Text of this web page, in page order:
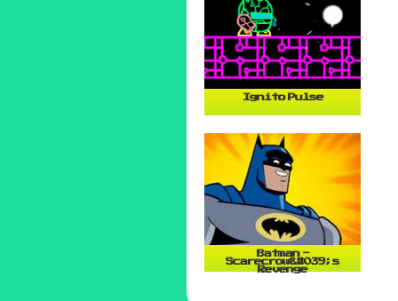
Ignito Pulse
Batman -
Scarecrow&#039;s
Revenge